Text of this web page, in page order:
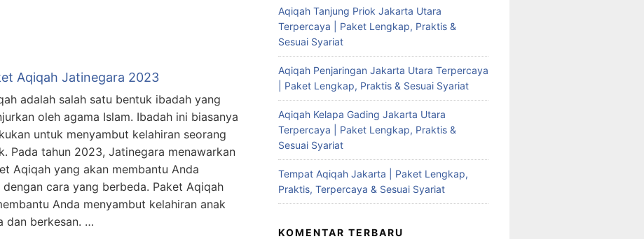
Aqiqah Jatinegara 2023
adalah salah satu bentuk ibadah yang
oleh agama Islam. Ibadah ini biasanya
untuk menyambut kelahiran seorang
Pada tahun 2023, Jatinegara menawarkan
Aqiqah yang akan membantu Anda
cara yang berbeda. Paket Aqiqah
Anda menyambut kelahiran anak
dan berkesan. …
Aqiqah Tanjung Priok Jakarta Utara
Terpercaya | Paket Lengkap, Praktis &
Sesuai Syariat
Aqiqah Penjaringan Jakarta Utara Terpercaya
| Paket Lengkap, Praktis & Sesuai Syariat
Aqiqah Kelapa Gading Jakarta Utara
Terpercaya | Paket Lengkap, Praktis &
Sesuai Syariat
Tempat Aqiqah Jakarta | Paket Lengkap,
Praktis, Terpercaya & Sesuai Syariat
KOMENTAR TERBARU